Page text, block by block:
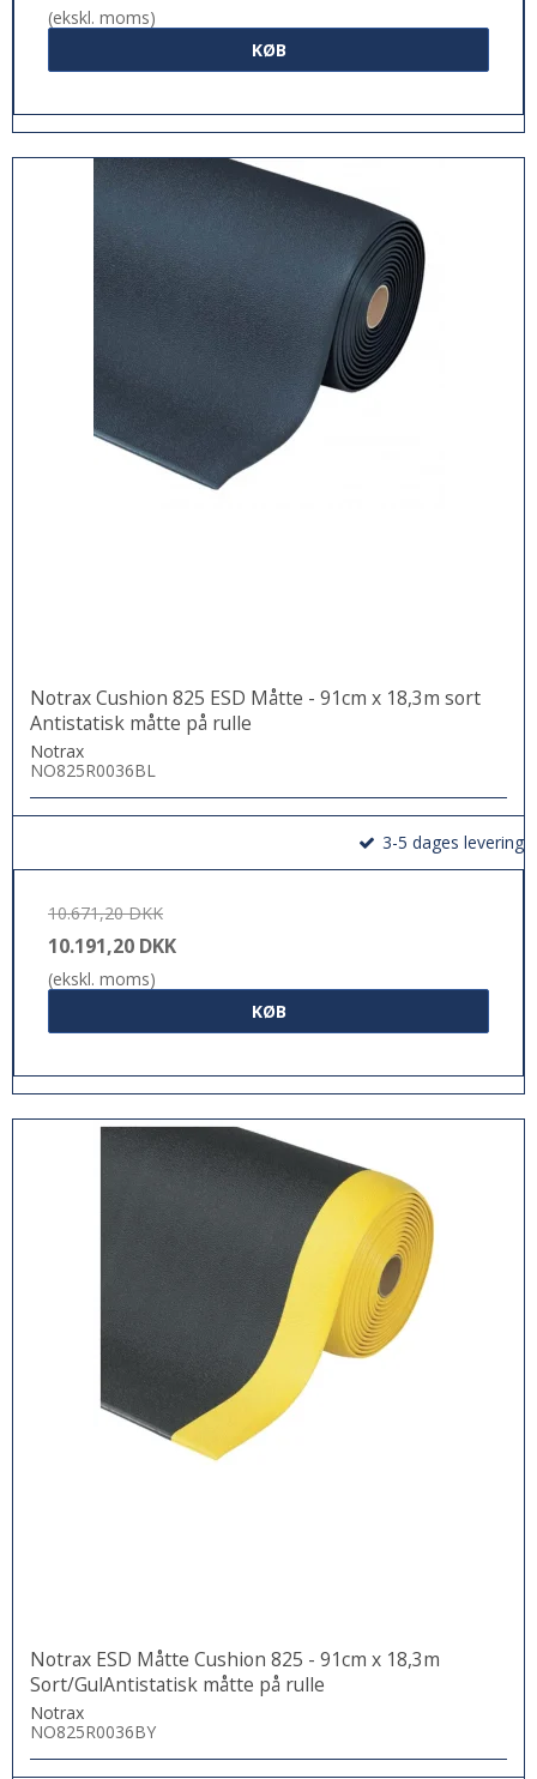
(ekskl. moms)
KØB
Notrax Cushion 825 ESD Måtte - 91cm x 18,3m sort
Antistatisk måtte på rulle
Notrax
NO825R0036BL
3-5 dages levering
10.671,20 DKK
10.191,20 DKK
(ekskl. moms)
KØB
Notrax ESD Måtte Cushion 825 - 91cm x 18,3m
Sort/GulAntistatisk måtte på rulle
Notrax
NO825R0036BY